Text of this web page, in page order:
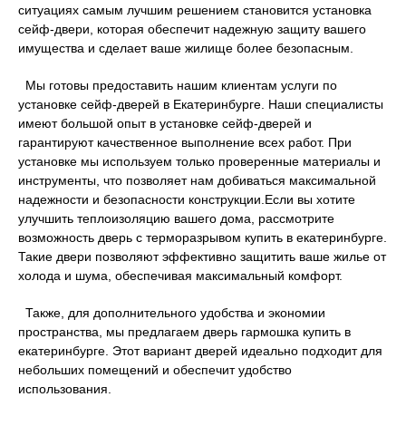
ситуациях самым лучшим решением становится установка
сейф-двери, которая обеспечит надежную защиту вашего
имущества и сделает ваше жилище более безопасным.
Мы готовы предоставить нашим клиентам услуги по
установке сейф-дверей в Екатеринбурге. Наши специалисты
имеют большой опыт в установке сейф-дверей и
гарантируют качественное выполнение всех работ. При
установке мы используем только проверенные материалы и
инструменты, что позволяет нам добиваться максимальной
надежности и безопасности конструкции.Если вы хотите
улучшить теплоизоляцию вашего дома, рассмотрите
возможность дверь с терморазрывом купить в екатеринбурге.
Такие двери позволяют эффективно защитить ваше жилье от
холода и шума, обеспечивая максимальный комфорт.
Также, для дополнительного удобства и экономии
пространства, мы предлагаем дверь гармошка купить в
екатеринбурге. Этот вариант дверей идеально подходит для
небольших помещений и обеспечит удобство
использования.